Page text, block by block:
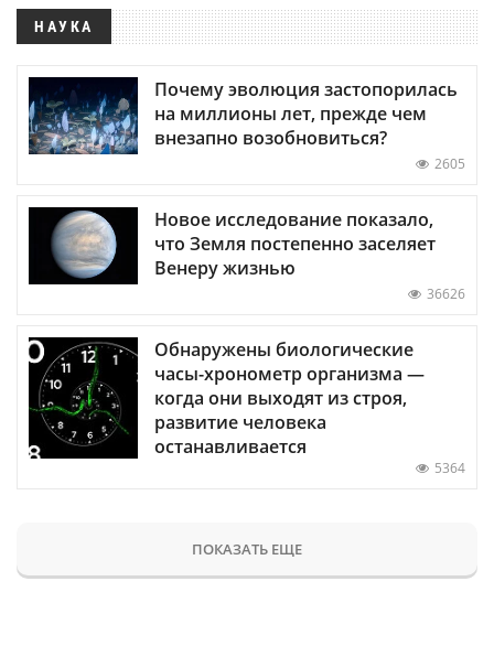
НАУКА
Почему эволюция застопорилась
на миллионы лет, прежде чем
внезапно возобновиться?
2605
Новое исследование показало,
что Земля постепенно заселяет
Венеру жизнью
36626
Обнаружены биологические
часы-хронометр организма —
когда они выходят из строя,
развитие человека
останавливается
5364
ПОКАЗАТЬ ЕЩЕ